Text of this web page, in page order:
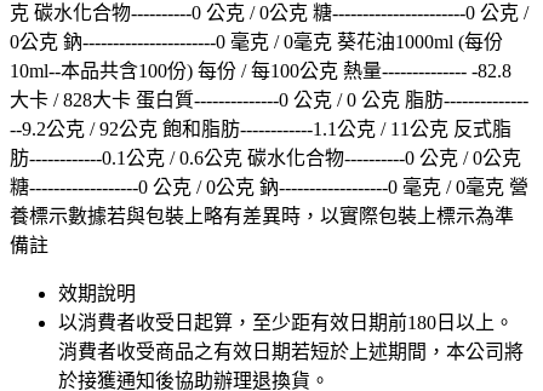
克 碳水化合物----------0 公克 / 0公克 糖----------------------0 公克 /
0公克 鈉----------------------0 毫克 / 0毫克 葵花油1000ml (每份
10ml--本品共含100份) 每份 / 每100公克 熱量-------------- -82.8
大卡 / 828大卡 蛋白質--------------0 公克 / 0 公克 脂肪--------------
--9.2公克 / 92公克 飽和脂肪------------1.1公克 / 11公克 反式脂
肪------------0.1公克 / 0.6公克 碳水化合物----------0 公克 / 0公克
糖------------------0 公克 / 0公克 鈉------------------0 毫克 / 0毫克 營
養標示數據若與包裝上略有差異時，以實際包裝上標示為準
備註
效期說明
以消費者收受日起算，至少距有效日期前180 日以上。
消費者收受商品之有效日期若短於上述期間，本公司將
於接獲通知後協助辦理退換貨。